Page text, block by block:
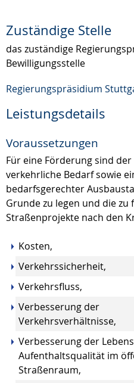
Zuständige Stelle
das zuständige
Bewilligungsstelle
Regierungspräsidium
Leistungsdetails
Voraussetzungen
Für eine Förderung sind
verkehrliche Bedarf sowie
bedarfsgerechter
Grunde zu legen und die zu
Straßenprojekte nach den
Kosten,
Verkehrssicherheit,
Verkehrsfluss,
Verbesserung der
Verkehrsverhältnisse,
Verbesserung der
Aufenthaltsqualität im
Straßenraum,